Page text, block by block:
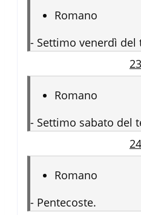
Romano
- Settimo venerdì del
23
Romano
- Settimo sabato del
24
Romano
- Pentecoste.